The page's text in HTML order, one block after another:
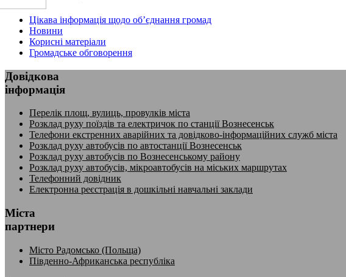
Цікава інформація щодо об’єднання громад
Новини
Корисні матеріали
Громадське обговорення
Довідкова
інформація
Перелік площ, вулиць, провулків міста
Розклад руху поїздів та електричок по станції Вознесенськ
Телефони екстренних аварійних та довідково-інформаційних служб міста
Розклад руху автобусів по автостанції Вознесенськ
Розклад руху автобусів по Вознесенському району
Розклад руху автобусів, мікроавтобусів на міських маршрутах
Телефонний довідник
Електронна реєстрація в дошкільні навчальні заклади
Міста
партнери
Місто Радомсько (Польща)
Південно-Африканська республіка